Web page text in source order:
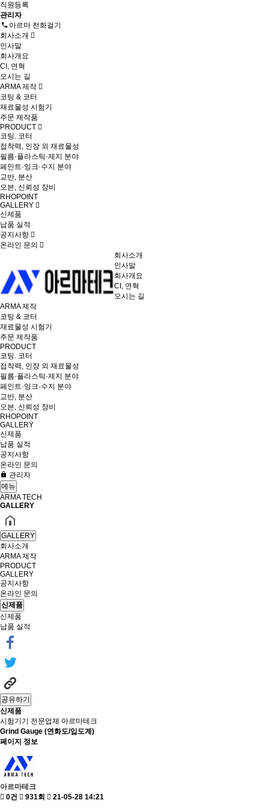
직원등록
관리자
아르마 전화걸기
회사소개
인사말
회사개요
CI, 연혁
오시는 길
ARMA 제작
코팅 & 코터
재료물성 시험기
주문 제작품
PRODUCT
코팅. 코터
접착력, 인장 외 재료물성
필름·플라스틱·제지 분야
페인트·잉크·수지 분야
교반, 분산
오븐, 신뢰성 장비
RHOPOINT
GALLERY
신제품
납품 실적
공지사항
온라인 문의
회사소개
인사말
회사개요
CI, 연혁
오시는 길
ARMA 제작
코팅 & 코터
재료물성 시험기
주문 제작품
PRODUCT
코팅. 코터
접착력, 인장 외 재료물성
필름·플라스틱·제지 분야
페인트·잉크·수지 분야
교반, 분산
오븐, 신뢰성 장비
RHOPOINT
GALLERY
신제품
납품 실적
공지사항
온라인 문의
관리자
메뉴
ARMA TECH
GALLERY
GALLERY
회사소개
ARMA 제작
PRODUCT
GALLERY
공지사항
온라인 문의
신제품
신제품
납품 실적
공유하기
신제품
시험기기 전문업체 아르마테크
Grind Gauge (연화도/입도계)
페이지 정보
아르마테크
0건
931회 21-05-28 14:21